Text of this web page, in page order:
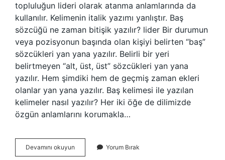
topluluğun lideri olarak atanma anlamlarında da
kullanılır. Kelimenin italik yazımı yanlıştır. Baş
sözcüğü ne zaman bitişik yazılır? lider Bir durumun
veya pozisyonun başında olan kişiyi belirten “baş”
sözcükleri yan yana yazılır. Belirli bir yeri
belirtmeyen “alt, üst, üst” sözcükleri yan yana
yazılır. Hem şimdiki hem de geçmiş zaman ekleri
olanlar yan yana yazılır. Baş kelimesi ile yazılan
kelimeler nasıl yazılır? Her iki öğe de dilimizde
özgün anlamlarını korumakla…
Devamını okuyun
Edilemez
Yorum Bırak